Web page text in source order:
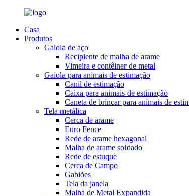
Casa
Produtos
Gaiola de aço
Recipiente de malha de arame
Vimeira e contêiner de metal
Gaiola para animais de estimação
Canil de estimação
Caixa para animais de estimação
Caneta de brincar para animais de
Tela metálica
Cerca de arame
Euro Fence
Rede de arame hexagonal
Malha de arame soldado
Rede de estuque
Cerca de Campo
Gabiões
Tela da janela
Malha de Metal Expandida